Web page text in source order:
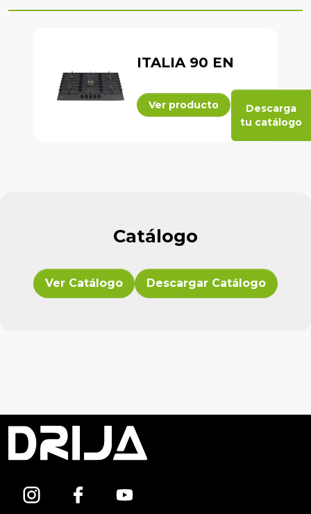
Descarga
tu catálogo
ITALIA 90 EN
Ver producto
Catálogo
Ver Catálogo Descargar Catálogo